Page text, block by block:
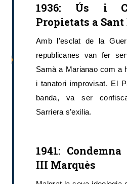
1936: Ús i
Propietats a Sant
Amb l’esclat de la
republicanes van fer
Samà a Marianao com a
i tanatori improvisat. El
banda, va ser
Sarriera s’exilia.
1941:
III Marquès